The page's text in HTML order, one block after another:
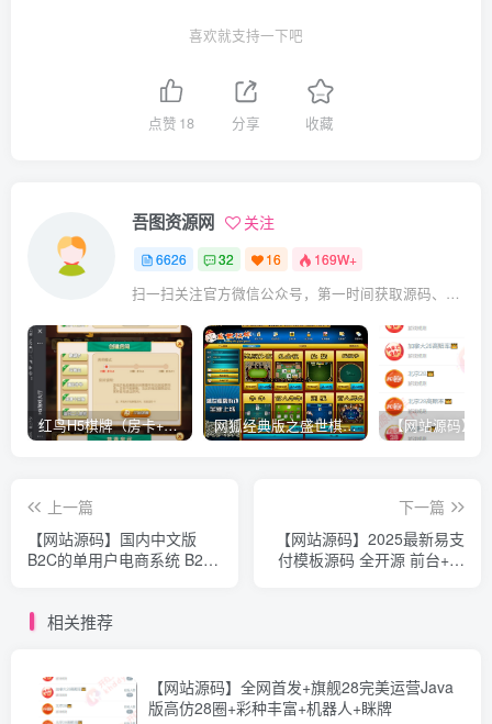
喜欢就支持一下吧
点赞 18 分享 收藏
吾图资源网 关注
6626 32 16 169W+
扫一扫关注官方微信公众号，第一时间获取源码、网赚项目资源教程，自媒体等知识干货，让互联网创业赚钱更简单。
红鸟H5棋牌（房卡+金币）全套双模式游戏源码 网狐经典版之盛世棋牌完整游戏源码（包含文档、架设教程、网站、源代码等）
上一篇
【网站源码】国内中文版
B2C的单用户电商系统 B2C
下一篇
【网站源码】2025最新易支
付模板源码 全开源 前台+用
相关推荐
【网站源码】全网首发+旗舰28完美运营Java
版高仿28圈+彩种丰富+机器人+眯牌